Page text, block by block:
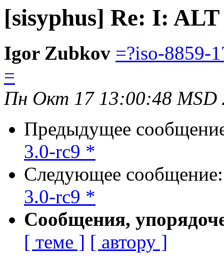
[sisyphus] Re: I:
Igor Zubkov =?iso-8859-
=
Пн Окт 17 13:00:48 MSD
Предыдущее
3.0-rc9 *
Следующее
3.0-rc9 *
Сообщения,
[ теме ] [ автору ]